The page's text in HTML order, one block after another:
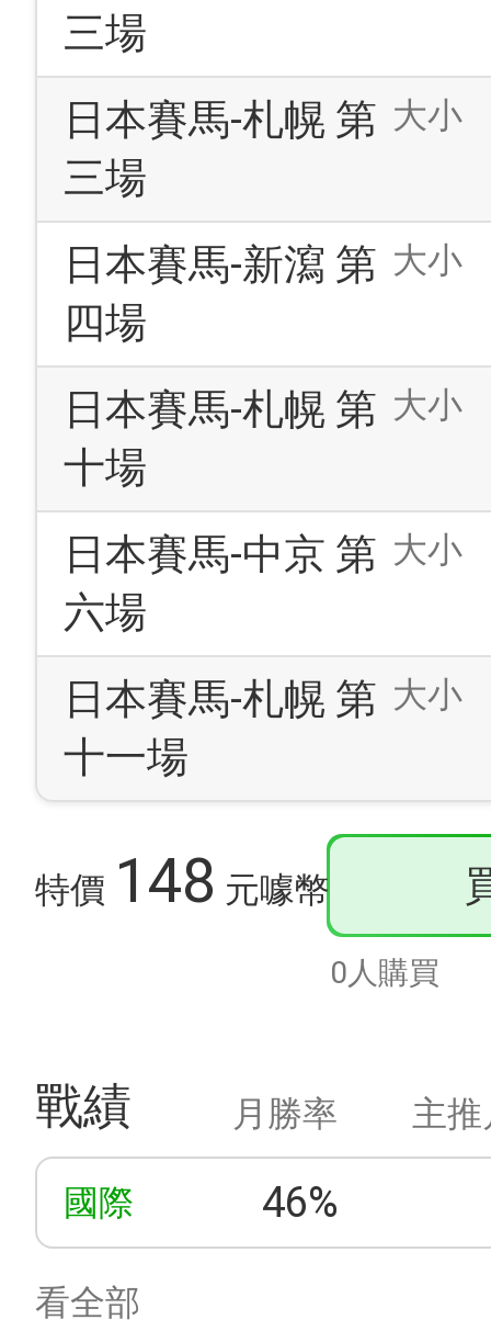
三場
日本賽馬-札幌 第
三場
大小
日本賽馬-新瀉 第
四場
大小
日本賽馬-札幌 第
十場
大小
日本賽馬-中京 第
六場
大小
日本賽馬-札幌 第
十一場
大小
特價 148 元噱幣
0人購買
戰績 月勝率 主
國際 46%
看全部